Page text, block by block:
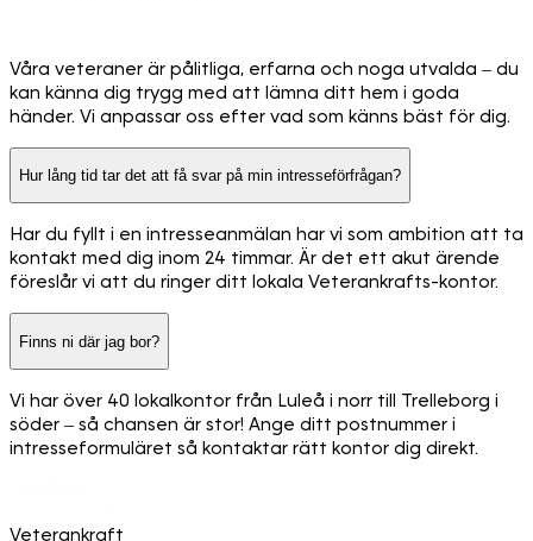
Våra veteraner är pålitliga, erfarna och noga utvalda – du
kan känna dig trygg med att lämna ditt hem i goda
händer. Vi anpassar oss efter vad som känns bäst för dig.
Hur lång tid tar det att få svar på min intresseförfrågan?
Har du fyllt i en intresseanmälan har vi som ambition att ta
kontakt med dig inom 24 timmar. Är det ett akut ärende
föreslår vi att du ringer ditt lokala Veterankrafts-kontor.
Finns ni där jag bor?
Vi har över 40 lokalkontor från Luleå i norr till Trelleborg i
söder – så chansen är stor! Ange ditt postnummer i
intresseformuläret så kontaktar rätt kontor dig direkt.
Veterankraft